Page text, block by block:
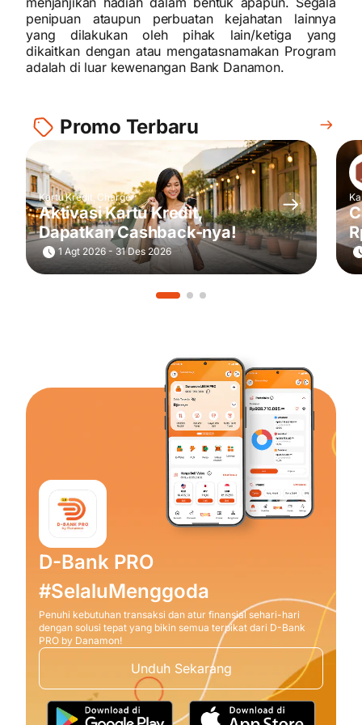
penipuan ataupun perbuatan kejahatan lainnya
yang dilakukan oleh pihak lain/ketiga yang
dikaitkan dengan atau mengatasnamakan Program
adalah di luar kewenangan Bank Danamon.
Promo Terbaru
Kartu Kredit, Charge
Aktivasi Kartu Kredit,
Dapatkan Cashback-nya!
1 Agt 2026 - 31 Des 2026
D-Bank PRO
#SelaluMenggoda
Penuhi kebutuhan transaksi dan atur finansial sehari-hari
dengan solusi tepat yang bikin semua terpikat dari D-Bank
PRO by Danamon!
Unduh Sekarang